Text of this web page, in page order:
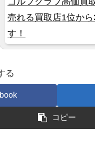
売れる買取店1位か
す！
る
コピー